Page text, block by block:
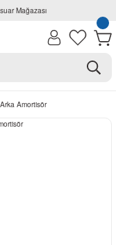
Mağazası
Amortisör